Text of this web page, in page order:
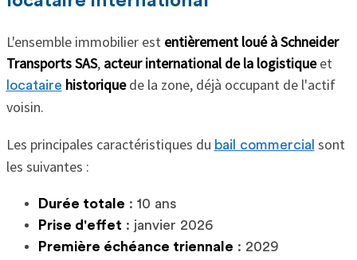
L'ensemble immobilier est entièrement loué à Schneider
Transports SAS, acteur international de la logistiqueet
locataire historiquede la zone, déjà occupant de l'actif
voisin.
Les principales caractéristiques du bail commercial sont
les suivantes :
Durée totale : 10 ans
Prise d'effet : janvier 2026
Première échéance triennale : 2029